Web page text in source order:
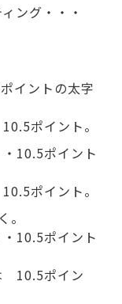
ング・・・
イントの太字
ポイント。
10.5ポイント
ポイント。
10.5ポイント
10.5ポイン